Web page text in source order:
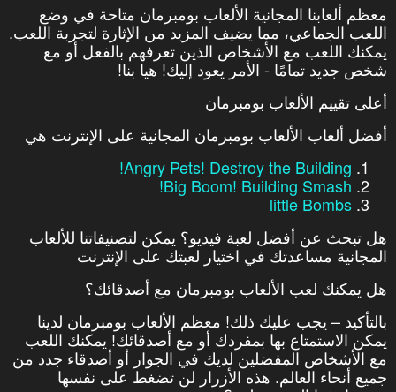
معظم ألعابنا المجانية الألعاب بومبرمان متاحة في وضع
اللعب الجماعي، مما يضيف المزيد من الإثارة لتجربة اللعب.
يمكنك اللعب مع الأشخاص الذين تعرفهم بالفعل أو مع
شخص جديد تمامًا - الأمر يعود إليك! هيا بنا!
أعلى تقييم الألعاب بومبرمان
أفضل ألعاب الألعاب بومبرمان المجانية على الإنترنت هي
Angry Pets! Destroy the Building!
Big Boom! Building Smash!
little Bombs
هل تبحث عن أفضل لعبة فيديو؟ يمكن لتصنيفاتنا للألعاب
المجانية مساعدتك في اختيار لعبتك على الإنترنت
هل يمكنك لعب الألعاب بومبرمان مع أصدقائك؟
بالتأكيد – يجب عليك ذلك! معظم الألعاب بومبرمان لدينا
يمكن الاستمتاع بها بمفردك أو مع أصدقائك! يمكنك اللعب
مع الأشخاص المفضلين لديك في الجوار أو أصدقاء جدد من
جميع أنحاء العالم. هذه الأزرار لن تضغط على نفسها